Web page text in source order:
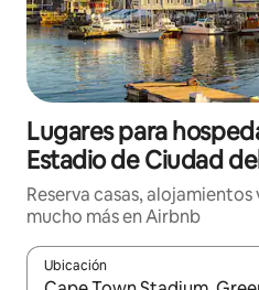
Lugares para
Estadio de Ciudad
Reserva casas,
mucho más en Airbnb
Ubicación
Cuando los resultados estén